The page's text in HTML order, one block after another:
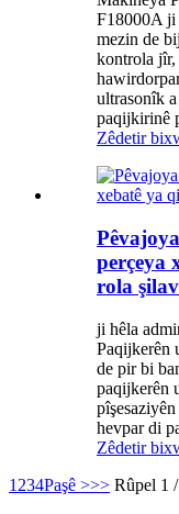
F18000A ji
mezin de
kontrola jîr,
ultrasonîk
paqijkirinê
Zêdetir
perçeya
rola
ji hêla
Paqijkerên
de pir bi
paqijkerên
hevpar di
Zêdetir
1 234Paşê >>> Rûpel 1